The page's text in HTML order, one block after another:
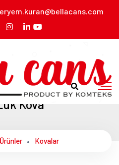
Kova
Ürünler Kovalar